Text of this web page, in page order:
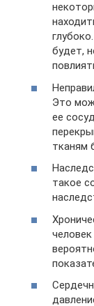
будет,
Это
ее
тканям
такое